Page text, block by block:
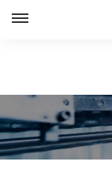
Русский
Español